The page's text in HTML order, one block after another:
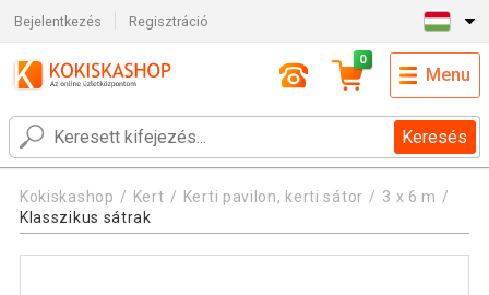
Bejelentkezés Regisztráció
Keresés
0
Menu
Kokiskashop Kert Kerti pavilon, kerti sátor
3 x 6 m
Klasszikus sátrak